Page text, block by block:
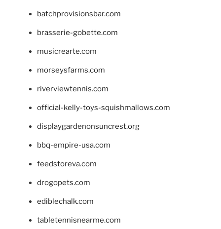
batchprovisionsbar.com
brasserie-gobette.com
musicrearte.com
morseysfarms.com
riverviewtennis.com
official-kelly-toys-squishmallows.com
displaygardenonsuncrest.org
bbq-empire-usa.com
feedstoreva.com
drogopets.com
ediblechalk.com
tabletennisnearme.com